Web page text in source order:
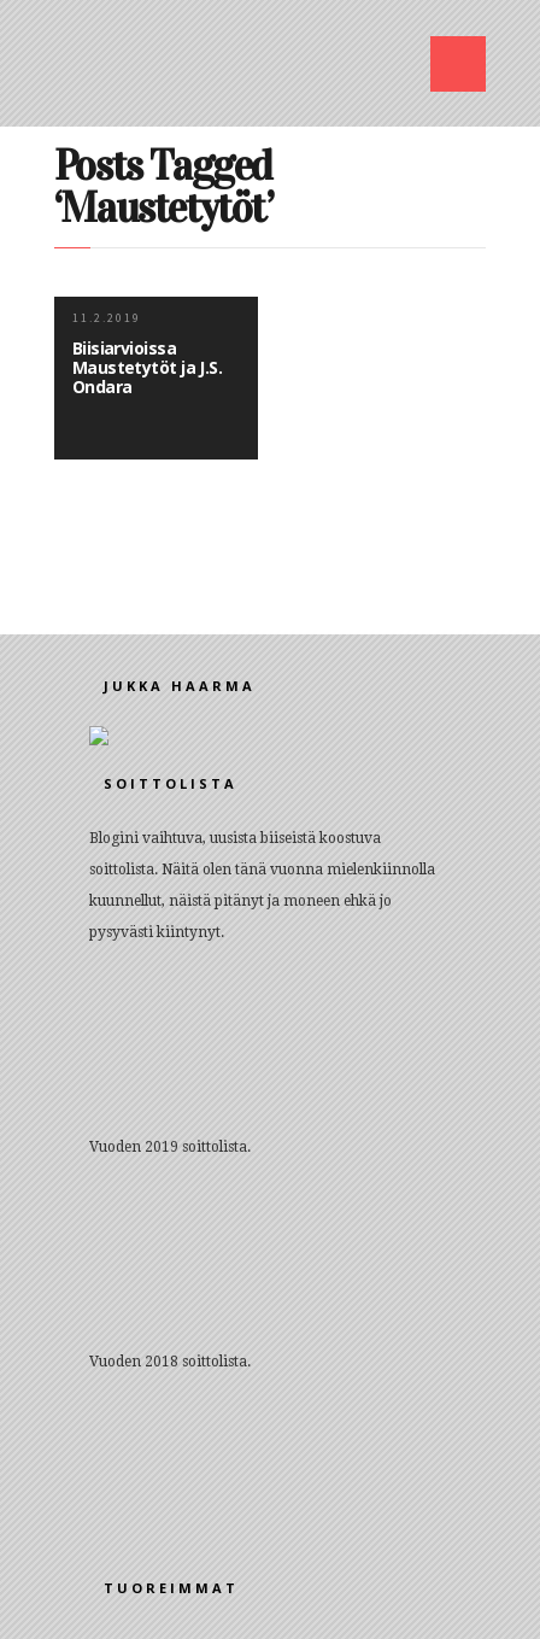
Posts Tagged
‘Maustetytöt’
11.2.2019
Biisiarvioissa
Maustetytöt ja J.S.
Ondara
JUKKA HAARMA
SOITTOLISTA
Blogini vaihtuva, uusista biiseistä koostuva
soittolista. Näitä olen tänä vuonna mielenkiinnolla
kuunnellut, näistä pitänyt ja moneen ehkä jo
pysyvästi kiintynyt.
Vuoden 2019 soittolista.
Vuoden 2018 soittolista.
TUOREIMMAT